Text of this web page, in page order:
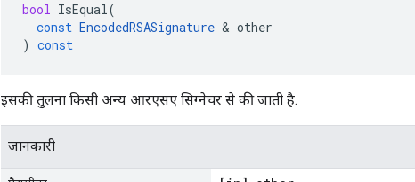
bool IsEqual(
const EncodedRSASignature & other
) const
इसकी तुलना किसी अन्य आरएसए सिग्नेचर से की जाती है.
जानकारी